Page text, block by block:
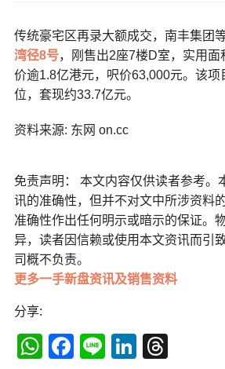
传统豪宅区再录大额成交，南丰集团
湾径8号，刚售出2座7楼D室，实用面
价逾1.8亿港元，呎价63,000元。该项
位，套现约33.7亿元。
资料来源: 东网 on.cc
免责声明： 本文内容仅供读者参考。
讯的准确性，但并不对文中所涉资料
准确性作出任何明示或暗示的保证。
异，读者因信赖或使用本文资讯而引
司概不负责。
更多一手新盘资讯及销售资料
分享:
WhatsApp
Facebook
Line